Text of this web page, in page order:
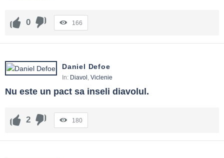
0 166
Daniel Defoe
In: Diavol , Viclenie
Nu este un pact sa inseli diavolul.
2 180